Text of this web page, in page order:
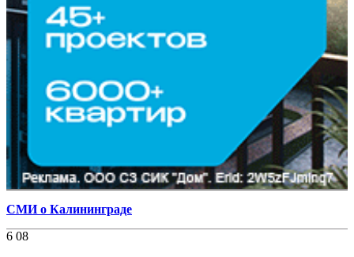
СМИ о Калининграде
6 08